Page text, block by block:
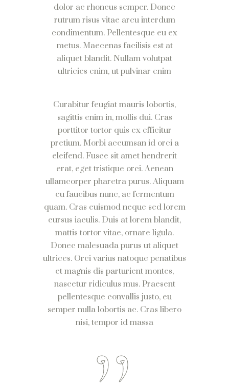
dolor ac rhoncus semper. Donec
rutrum risus vitae arcu interdum
condimentum. Pellentesque eu ex
metus. Maecenas facilisis est at
aliquet blandit. Nullam volutpat
ultricies enim, ut pulvinar enim
Curabitur feugiat mauris lobortis,
sagittis enim in, mollis dui. Cras
porttitor tortor quis ex efficitur
pretium. Morbi accumsan id orci a
eleifend. Fusce sit amet hendrerit
erat, eget tristique orci. Aenean
ullamcorper pharetra purus. Aliquam
eu faucibus nunc, ac fermentum
quam. Cras euismod neque sed lorem
cursus iaculis. Duis at lorem blandit,
mattis tortor vitae, ornare ligula.
Donec malesuada purus ut aliquet
ultrices. Orci varius natoque penatibus
et magnis dis parturient montes,
nascetur ridiculus mus. Praesent
pellentesque convallis justo, eu
semper nulla lobortis ac. Cras libero
nisi, tempor id massa